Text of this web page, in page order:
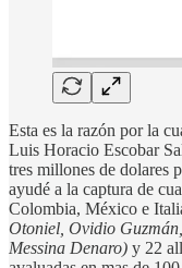
Esta es la razón por la
Luis Horacio Escobar
tres millones de dolares
ayudé a la captura de
Colombia, México e
Otoniel, Ovidio
Messina Denaro) y 22